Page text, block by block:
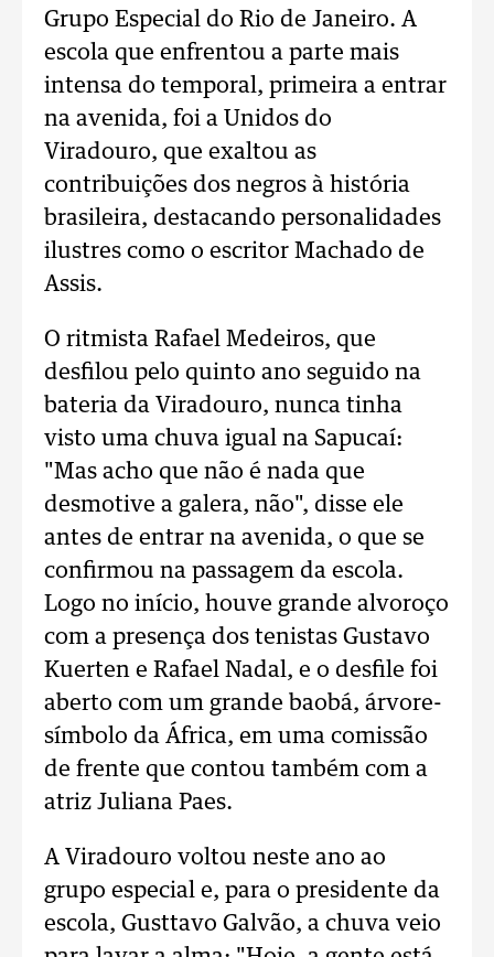
Grupo Especial do Rio de Janeiro. A
escola que enfrentou a parte mais
intensa do temporal, primeira a entrar
na avenida, foi a Unidos do
Viradouro, que exaltou as
contribuições dos negros à história
brasileira, destacando personalidades
ilustres como o escritor Machado de
Assis.
O ritmista Rafael Medeiros, que
desfilou pelo quinto ano seguido na
bateria da Viradouro, nunca tinha
visto uma chuva igual na Sapucaí:
"Mas acho que não é nada que
desmotive a galera, não", disse ele
antes de entrar na avenida, o que se
confirmou na passagem da escola.
Logo no início, houve grande alvoroço
com a presença dos tenistas Gustavo
Kuerten e Rafael Nadal, e o desfile foi
aberto com um grande baobá, árvore-
símbolo da África, em uma comissão
de frente que contou também com a
atriz Juliana Paes.
A Viradouro voltou neste ano ao
grupo especial e, para o presidente da
escola, Gusttavo Galvão, a chuva veio